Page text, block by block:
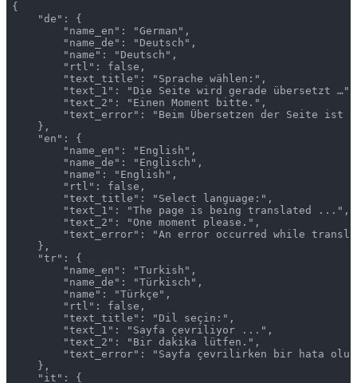
{
    "de": {
        "name_en": "German",
        "name_de": "Deutsch",
        "name": "Deutsch",
        "rtl": false,
        "text_title": "Sprache wählen:",
        "text_1": "Die Seite wird gerade übersetzt …",
        "text_2": "Einen Moment bitte.",
"text_error": "Beim Übersetzen der Seite ist
    },
    "en": {
        "name_en": "English",
        "name_de": "Englisch",
        "name": "English",
        "rtl": false,
        "text_title": "Select language:",
        "text_1": "The page is being translated ...",
        "text_2": "One moment please.",
"text_error": "An error occurred while
    },
    "tr": {
        "name_en": "Turkish",
        "name_de": "Türkisch",
        "name": "Türkçe",
        "rtl": false,
        "text_title": "Dil seçin:",
        "text_1": "Sayfa çevriliyor ...",
        "text_2": "Bir dakika lütfen.",
"text_error": "Sayfa çevrilirken bir hata
    },
    "it": {